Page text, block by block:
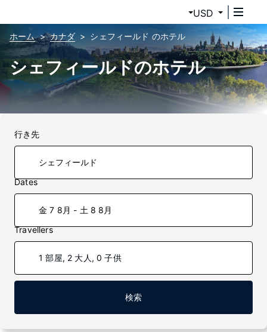
USD
ホーム カナダ シェフィールド のホテル
シェフィールドのホテル
行き先
Dates
金 7 8月 - 土 8 8月
Travellers
1 部屋, 2 大人, 0 子供
検索